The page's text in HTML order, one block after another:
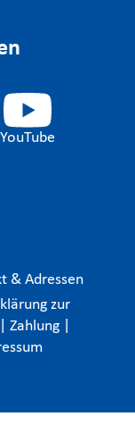
YouTube
& Adressen
zur
Zahlung